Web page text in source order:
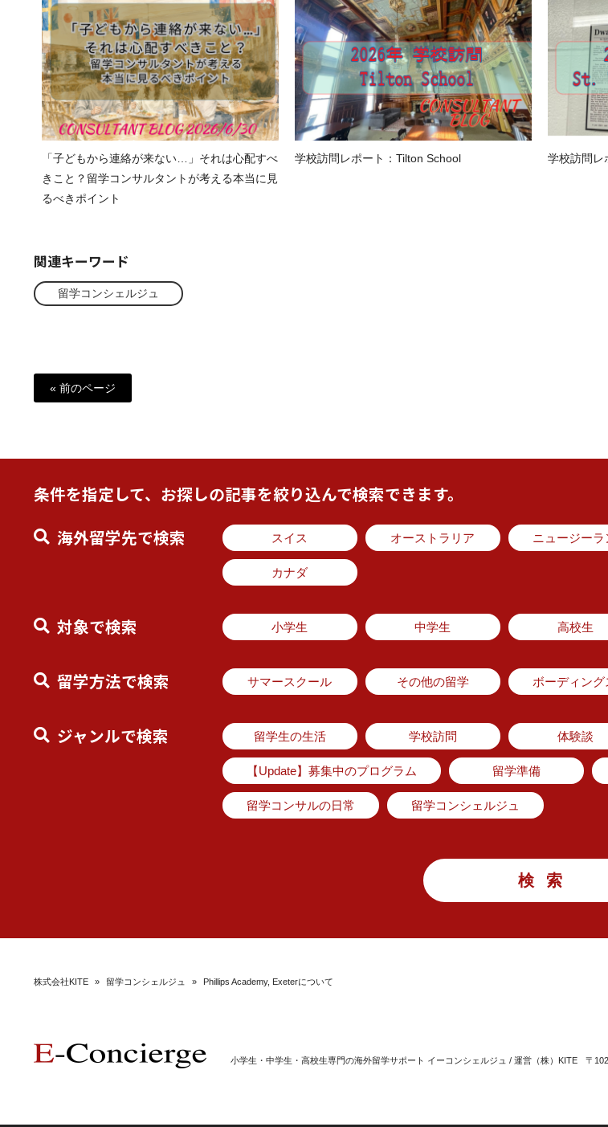
「子どもから連絡が来ない…」それは心配すべ
きこと？留学コンサルタントが考える本当に見
るべきポイント
学校訪問レポート：Tilton School 学校訪問レ
関連キーワード
留学コンシェルジュ
« 前のページ
条件を指定して、お探しの記事を絞り込んで検索できます。
海外留学先で検索
スイス オーストラリア ニュージーラ
カナダ
対象で検索 小学生 中学生 高校生
留学方法で検索 サマースクール その他の留学 ボーディン
ジャンルで検索 留学生の生活 学校訪問 体験談
【Update】募集中のプログラム 留学準備
留学コンサルの日常 留学コンシェルジュ
株式会社KITE » 留学コンシェルジュ » Phillips Academy, Exeterについて
小学生・中学生・高校生専門の海外留学サポート イーコンシェルジュ / 運営（株）KITE 〒